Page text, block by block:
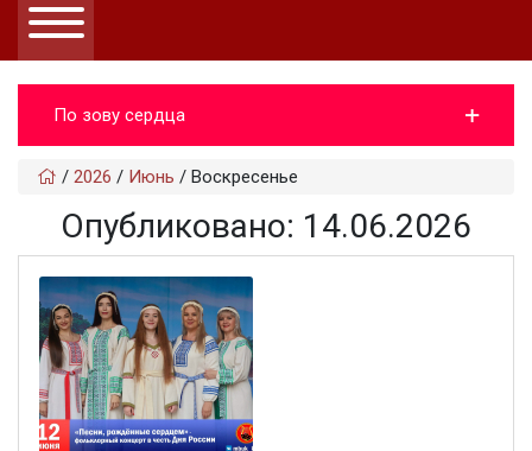
По зову сердца
/ 2026 / Июнь / Воскресенье
Опубликовано: 14.06.2026